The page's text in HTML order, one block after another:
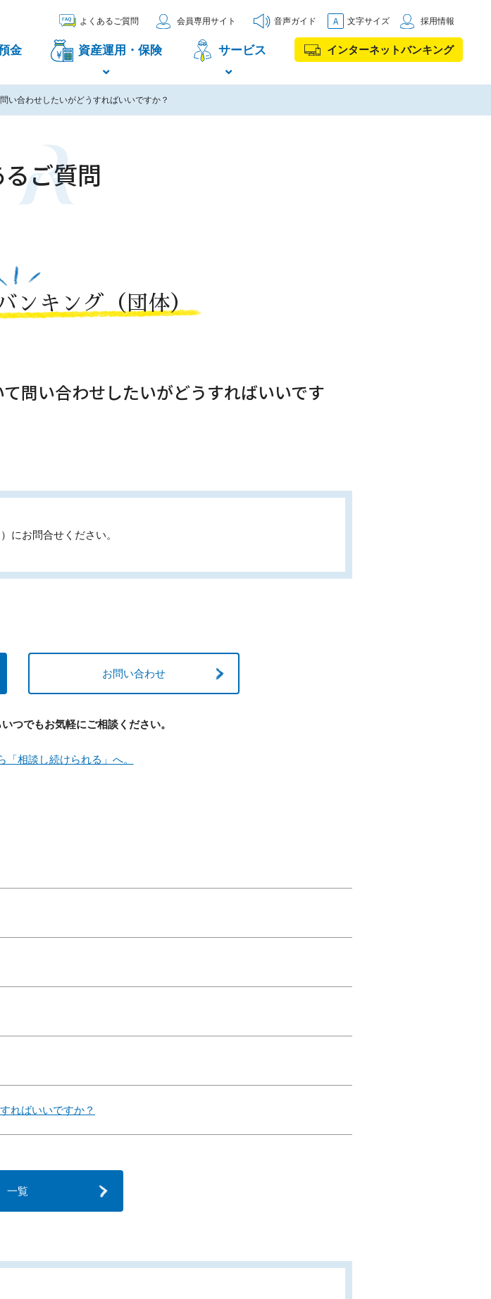
金 資産運用・保険 サービス インターネットバンキング
よくあるご質問 会員専用サイト 音声ガイド 文字サイズ 採用情報
い合わせしたいがどうすればいいですか？
ご質問
ンキング（団体）
問い合わせしたいがどうすればいいです
にお問合せください。
お問い合わせ
いつでもお気軽にご相談ください。
「相談し続けられる」へ。
ればいいですか？
一覧